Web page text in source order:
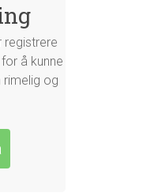
registrere
å kunne
rimelig og